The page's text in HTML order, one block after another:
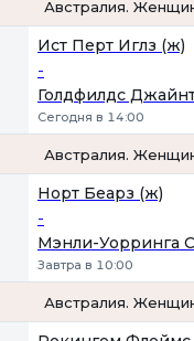
Австралия.
Ист Перт Иглз (ж)
-
Голдфилдс
Сегодня в 14:00
Австралия.
Норт Беарз (ж)
-
Мэнли-Уорринга
Завтра в 10:00
Австралия.